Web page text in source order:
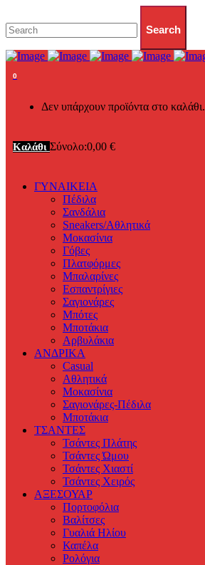
0
Δεν υπάρχουν προϊόντα στο καλάθι.
Καλάθι Σύνολο:0,00 €
ΓΥΝΑΙΚΕΙΑ
Πέδιλα
Σανδάλια
Sneakers/Αθλητικά
Μοκασίνια
Γόβες
Πλατφόρμες
Μπαλαρίνες
Εσπαντρίγιες
Σαγιονάρες
Μπότες
Μποτάκια
Αρβυλάκια
ΑΝΔΡΙΚΑ
Casual
Αθλητικά
Μοκασίνια
Σαγιονάρες-Πέδιλα
Μποτάκια
ΤΣΑΝΤΕΣ
Τσάντες Πλάτης
Τσάντες Ώμου
Τσάντες Χιαστί
Τσάντες Χειρός
ΑΞΕΣΟΥΑΡ
Πορτοφόλια
Βαλίτσες
Γυαλιά Ηλίου
Καπέλα
Ρολόγια